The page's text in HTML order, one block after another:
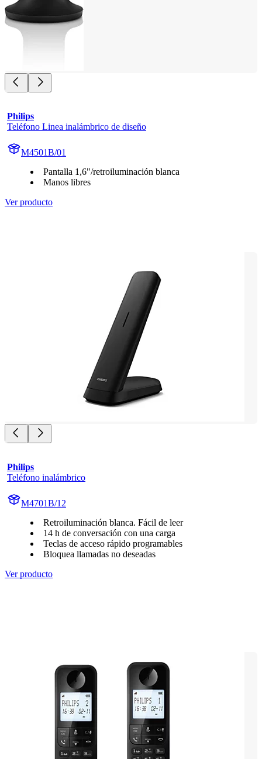
Philips
Teléfono Linea inalámbrico de diseño
M4501B/01
Pantalla 1,6"/retroiluminación blanca
Manos libres
Ver producto
Philips
Teléfono inalámbrico
M4701B/12
Retroiluminación blanca. Fácil de leer
14 h de conversación con una carga
Teclas de acceso rápido programables
Bloquea llamadas no deseadas
Ver producto